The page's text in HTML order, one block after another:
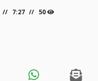
7:27 50